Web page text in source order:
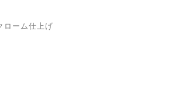
ローム仕上げ